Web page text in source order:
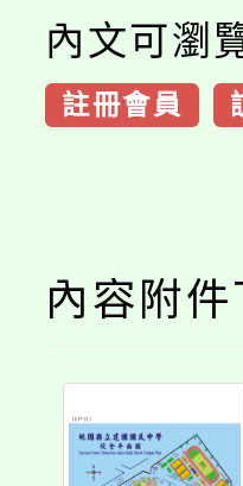
內文可瀏
註冊會員
內容附件